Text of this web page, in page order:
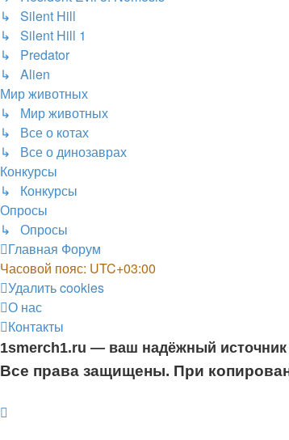
↳ Silent Hill
↳ Silent Hill 1
↳ Predator
↳ Alien
Мир животных
↳ Мир животных
↳ Все о котах
↳ Все о динозаврах
Конкурсы
↳ Конкурсы
Опросы
↳ Опросы
Главная Форум
Часовой пояс: UTC+03:00
Удалить cookies
О нас
Контакты
1smerch1.ru — ваш надёжный
Все права защищены. При